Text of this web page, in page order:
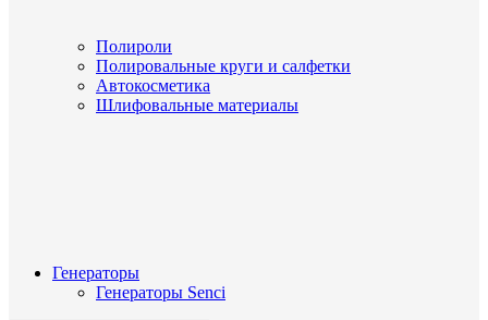
Полироли
Полировальные круги и салфетки
Автокосметика
Шлифовальные материалы
Генераторы
Генераторы Senci